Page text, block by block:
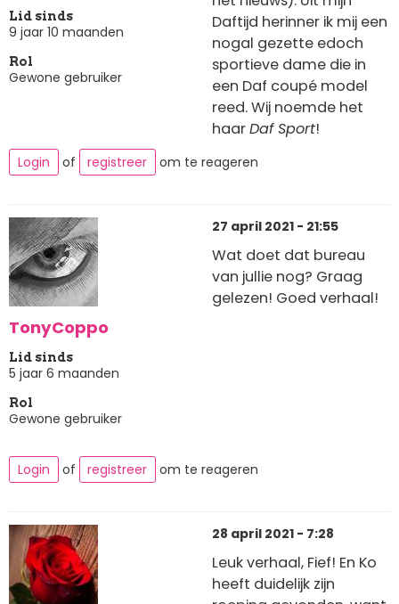
Lid sinds
9 jaar 10 maanden
Rol
Gewone gebruiker
Daftijd herinner ik mij een
nogal gezette edoch
sportieve dame die in
een Daf coupé model
reed. Wij noemde het
haarDaf Sport!
Login of registreer om te reageren
TonyCoppo
Lid sinds
5 jaar 6 maanden
Rol
Gewone gebruiker
27 april 2021 - 21:55
Wat doet dat bureau
van jullie nog? Graag
gelezen! Goed verhaal!
Login of registreer om te reageren
28 april 2021 - 7:28
Leuk verhaal, Fief! En Ko
heeft duidelijk zijn